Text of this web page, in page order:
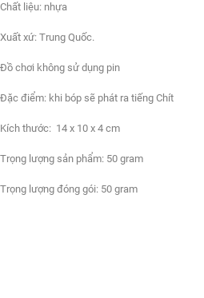
Chất liệu: nhựa
Xuất xứ: Trung Quốc.
Đồ chơi không sử dụng pin
Đặc điểm: khi bóp sẽ phát ra tiếng Chít
Kích thước: 14 x 10 x 4 cm
Trọng lượng sản phẩm: 50 gram
Trọng lượng đóng gói: 50 gram